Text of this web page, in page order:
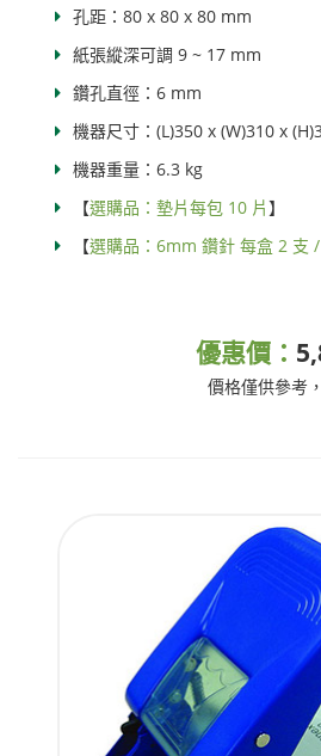
孔距：80 x 80 x 80 mm
紙張縱深可調 9 ~ 17 mm
鑽孔直徑：6 mm
機器尺寸：(L)350 x (W)310 x
機器重量：6.3 kg
【選購品：墊片每包 10 片】
【選購品：6mm 鑽針 每盒 2 支
優惠價：
價格僅供參考